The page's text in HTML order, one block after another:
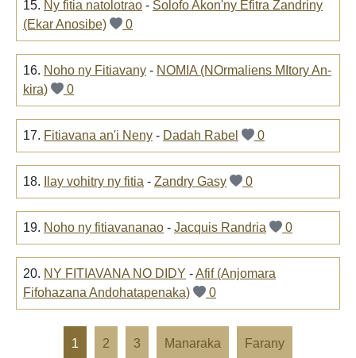
15. Ny fitia natolotrao - Solofo Akon'ny Efitra Zandriny
(Ekar Anosibe)
0
16. Noho ny Fitiavany - NOMIA (NOrmaliens MItory An-
kira)
0
17. Fitiavana an'i Neny - Dadah Rabel 0
18. Ilay vohitry ny fitia - Zandry Gasy 0
19. Noho ny fitiavananao - Jacquis Randria 0
20. NY FITIAVANA NO DIDY -Afif (Anjomara
Fifohazana Andohatapenaka)
0
1 2 3 Manaraka Farany